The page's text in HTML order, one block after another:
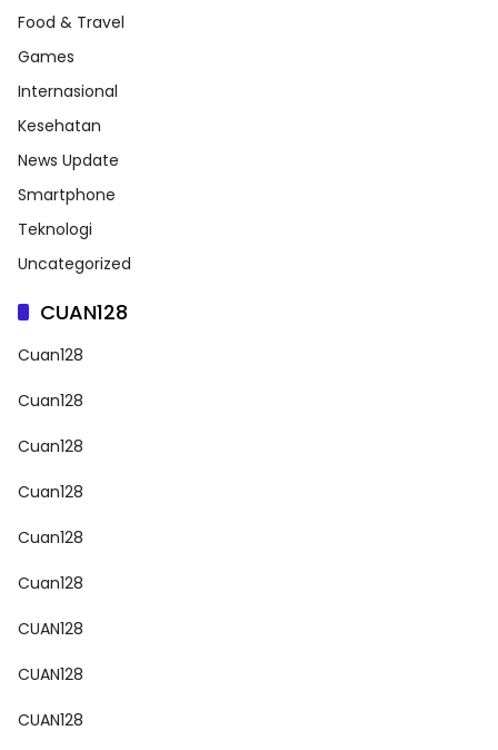
Food & Travel
Games
Internasional
Kesehatan
News Update
Smartphone
Teknologi
Uncategorized
CUAN128
Cuan128
Cuan128
Cuan128
Cuan128
Cuan128
Cuan128
CUAN128
CUAN128
CUAN128